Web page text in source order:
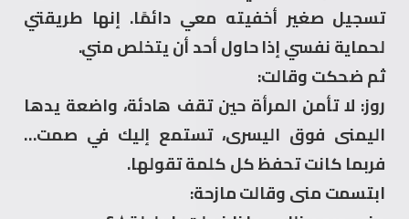
تسجيل صغير أخفيته معي دائمًا. إنها طريقتي
لحماية نفسي إذا حاول أحد أن يتخلص مني.
ثم ضحكت وقالت:
روز: لا تأمن المرأة حين تقف هادئة، واضعة يدها
اليمنى فوق اليسرى، تستمع إليك في صمت…
فربما كانت تحفظ كل كلمة تقولها.
ابتسمت منى وقالت مازحة: